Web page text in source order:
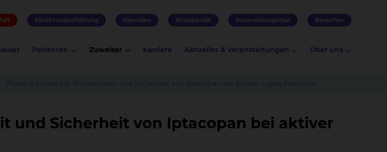
Klinikroutenführung Spenden Blutspende Innovationsportal Besucher
Patienten Zuweiser Karriere Aktuelles & Veranstaltungen Über uns
Phase-II-Studie zur Wirksamkeit und Sicherheit von Iptacopan bei aktiver Lupus-Nephritis
und Sicherheit von Iptacopan bei aktiver